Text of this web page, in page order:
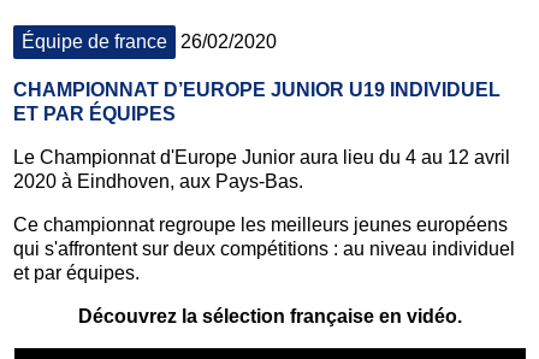
Équipe de france 26/02/2020
CHAMPIONNAT D’EUROPE JUNIOR U19 INDIVIDUEL
ET PAR ÉQUIPES
Le Championnat d'Europe Junior aura lieu du 4 au 12 avril
2020 à Eindhoven, aux Pays-Bas.
Ce championnat regroupe les meilleurs jeunes européens
qui s'affrontent sur deux compétitions : au niveau individuel
et par équipes.
Découvrez la sélection française en vidéo.